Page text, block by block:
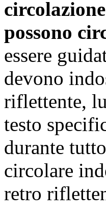
possono
essere
devono
riflettente,
testo
durante
circolare
retro­